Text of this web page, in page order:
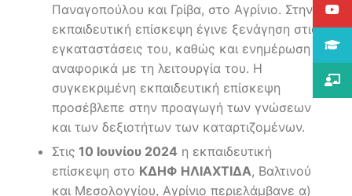
Παναγοπούλου και Γρίβα, στο Αγρίνιο. Στην
εκπαιδευτική επίσκεψη έγινε ξενάγηση στις
εγκαταστάσεις του, καθώς και ενημέρωση
αναφορικά με τη λειτουργία του. Η
συγκεκριμένη εκπαιδευτική επίσκεψη
προσέβλεπε στην προαγωγή των γνώσεων
και των δεξιοτήτων των καταρτιζομένων.
Στις 10 Ιουνίου 2024 η εκπαιδευτική
επίσκεψη στο ΚΔΗΦ ΗΛΙΑΧΤΙΔΑ, Βαλτινού
και Μεσολογγίου, Αγρίνιο περιελάμβανε α)